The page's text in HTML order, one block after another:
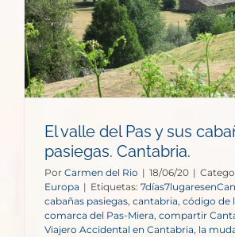
El valle del Pas y sus
pasiegas. Cantabria.
Por Carmen del Rio | 18/06/20 |
Europa | Etiquetas:
cabañas pasiegas, cantabria, código de
comarca del Pas-Miera, compartir
Viajero Accidental en Cantabria, la